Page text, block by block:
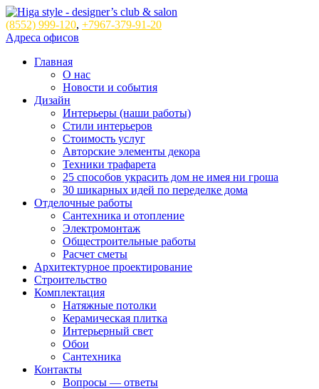
(8552) 999-120, +7967-379-91-20
Адреса офисов
Главная
О нас
Новости и события
Дизайн
Интерьеры (наши работы)
Стили интерьеров
Стоимость услуг
Авторские элементы декора
Техники трафарета
25 способов украсить дом не имея ни гроша
30 шикарных идей по переделке дома
Отделочные работы
Сантехника и отопление
Электромонтаж
Общестроительные работы
Расчет сметы
Архитектурное проектирование
Строительство
Комплектация
Натяжные потолки
Керамическая плитка
Интерьерный свет
Обои
Сантехника
Контакты
Вопросы — ответы